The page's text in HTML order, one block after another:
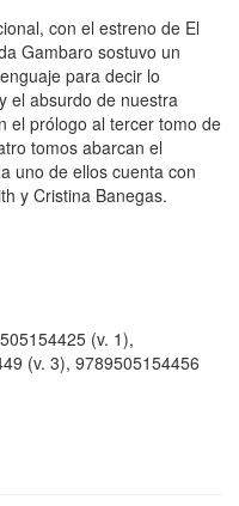
con el estreno de El
Gambaro sostuvo un
para decir lo
el absurdo de nuestra
el prólogo al tercer tomo de
tomos abarcan el
uno de ellos cuenta con
y Cristina Banegas.
(v. 1),
(v. 3), 9789505154456